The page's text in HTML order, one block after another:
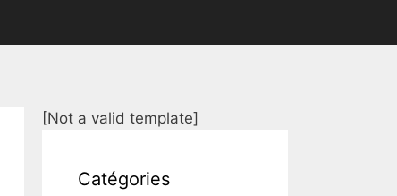
[Not a valid template]
Catégories